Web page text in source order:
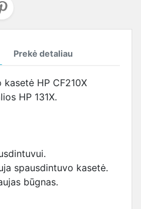
Prekė detaliau
HP CF210X
HP 131X.
spausdintuvo kasetė.
būgnas.